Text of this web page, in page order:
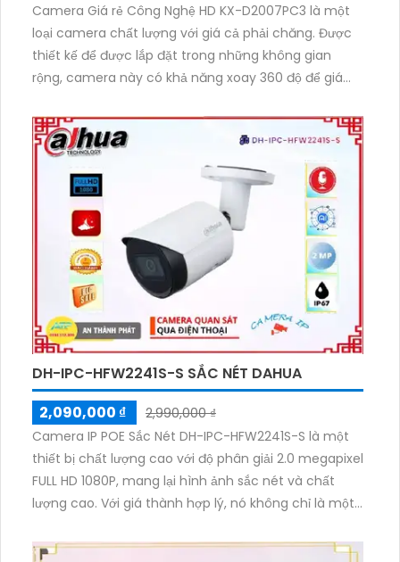
Camera Giá rẻ Công Nghệ HD KX-D2007PC3 là một
loại camera chất lượng với giá cả phải chăng. Được
thiết kế để được lắp đặt trong những không gian
rộng, camera này có khả năng xoay 360 độ để giám
cho hình ảnh rõ nét và chi tiết. Ngoài ra, camera này
còn tích hợp công nghệ AHD CVI TVI BCS HD, giúp hệ
thống ổn định và tương thích với nhiều đầu ghi hình
khác nhau. Chức năng xoay zoom giúp giám sát từ
xa, trong khi khả năng xem ban đêm với hồng ngoại
150m giúp mắt xem rõ vào ban đêm. Đặc biệt, công
nghệ hồng ngoại Smart IR giúp tối ưu hóa chất lượng
hình ảnh khi giám sát ban đêm.
DH-IPC-HFW2241S-S SẮC NÉT DAHUA
2,090,000 ₫
2,990,000 ₫
Camera IP POE Sắc Nét DH-IPC-HFW2241S-S là một
thiết bị chất lượng cao với độ phân giải 2.0 megapixel
FULL HD 1080P, mang lại hình ảnh sắc nét và chất
lượng cao. Với giá thành hợp lý, nó không chỉ là một
Camera này được trang bị công nghệ Starlight, cho